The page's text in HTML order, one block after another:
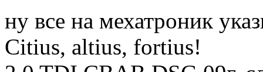
ну все на мехатроник
Citius, altius, fortius!